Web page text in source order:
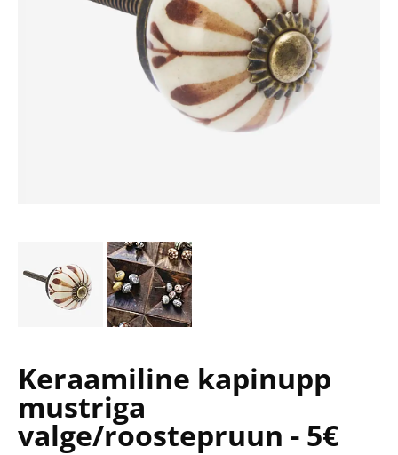
Keraamiline kapinupp
mustriga
valge/roostepruun - 5€